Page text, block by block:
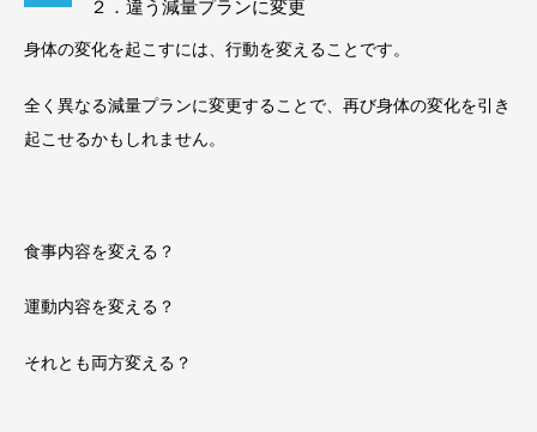
２．違う減量プランに変更
身体の変化を起こすには、行動を変えることです。
全く異なる減量プランに変更することで、再び身体の変化を引き
起こせるかもしれません。
食事内容を変える？
運動内容を変える？
それとも両方変える？